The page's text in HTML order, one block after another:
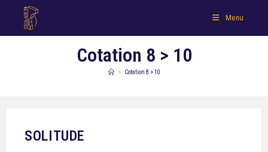
Menu
Cotation 8 > 10
> Cotation 8 > 10
SOLITUDE